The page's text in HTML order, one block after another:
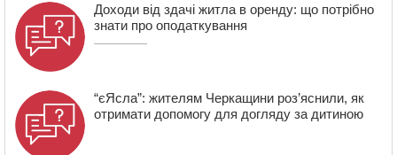
Доходи від здачі житла в оренду: що потрібно
знати про оподаткування
“єЯсла”: жителям Черкащини роз’яснили, як
отримати допомогу для догляду за дитиною